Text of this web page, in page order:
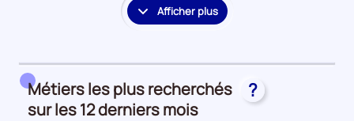
Afficher plus
le
et
accès
Métiers les plus recherchés
sur les 12 derniers mois
?